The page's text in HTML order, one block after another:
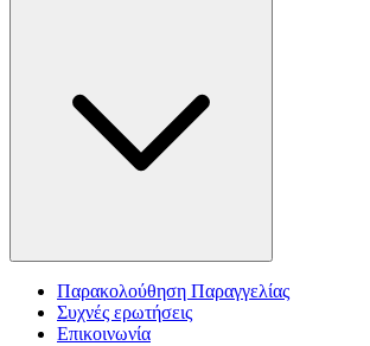
Παρακολούθηση Παραγγελίας
Συχνές ερωτήσεις
Επικοινωνία